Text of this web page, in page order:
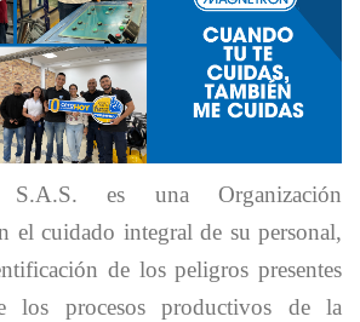
S.A.S. es una Organización
el cuidado integral de su personal,
de los peligros presentes
los procesos productivos de la